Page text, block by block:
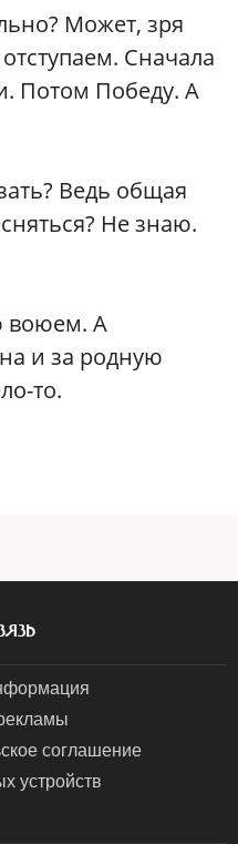
Может, зря
Сначала
Потом Победу. А
Ведь общая
Не знаю.
воюем. А
и за родную
то.
соглашение
устройств